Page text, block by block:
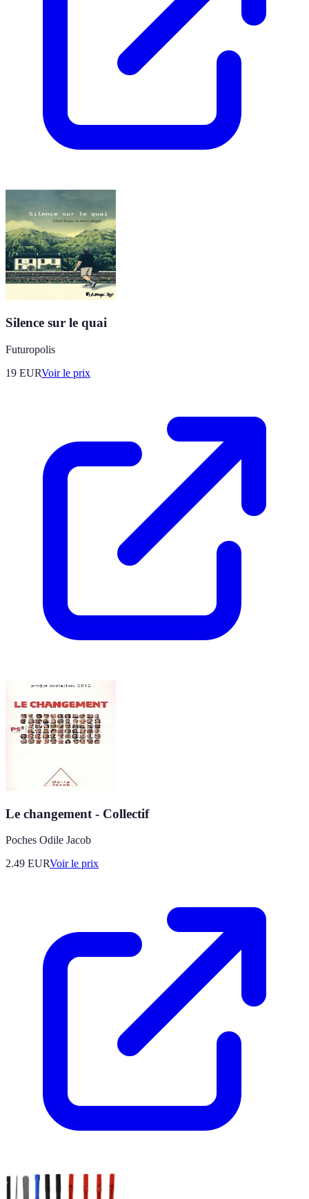
Silence sur le quai
Futuropolis
19 EURVoir le prix
Le changement - Collectif
Poches Odile Jacob
2.49 EURVoir le prix